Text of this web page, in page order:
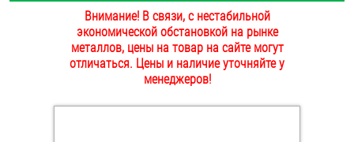
ОПЛАТА И ДОСТАВКА
НАШИ МАГАЗИНЫ
Внимание! В связи, с нестабильной
экономической обстановкой на рынке
металлов, цены на товар на сайте могут
отличаться. Цены и наличие уточняйте у
менеджеров!